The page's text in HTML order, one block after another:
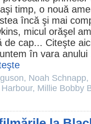
timp, o nouă
încă şi mai
micul orăşel
de cap... Citeşte
în vara
, Noah Schnapp,
, Millie Bobby